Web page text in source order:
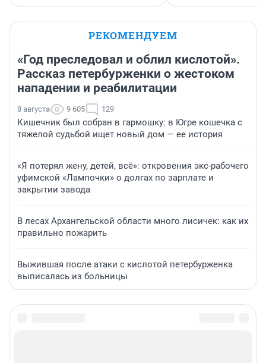
РЕКОМЕНДУЕМ
«Год преследовал и облил кислотой».
Рассказ петербурженки о жестоком
нападении и реабилитации
8 августа 9 605 129
Кишечник был собран в гармошку: в Югре кошечка с
тяжелой судьбой ищет новый дом — ее история
«Я потерял жену, детей, всё»: откровения экс-рабочего
уфимской «Лампочки» о долгах по зарплате и
закрытии завода
В лесах Архангельской области много лисичек: как их
правильно пожарить
Выжившая после атаки с кислотой петербурженка
выписалась из больницы